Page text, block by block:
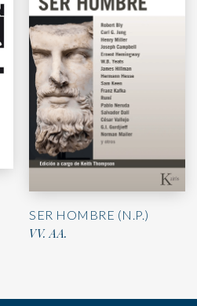
SER HOMBRE (N.P.)
VV. AA.